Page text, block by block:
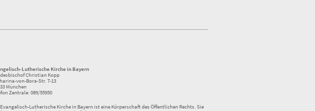
Lutherische Kirche in Bayern
Christian Kopp
von-Bora-Str. 7-13
München
Zentrale: 089/55950
Lutherische Kirche in Bayern ist eine Körperschaft des Öffentlichen Rechts. Sie